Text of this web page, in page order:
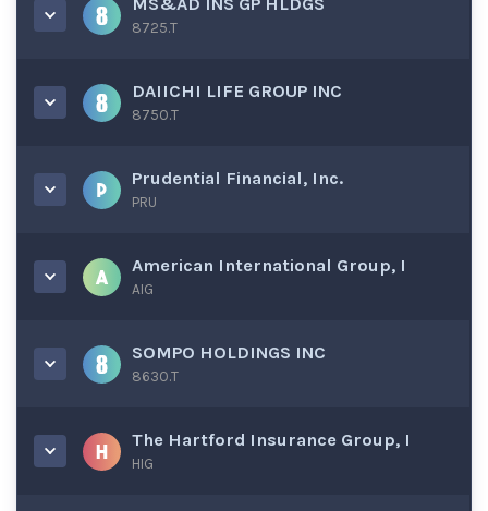
8725.T
DAIICHI LIFE GROUP INC
8750.T
Prudential Financial, Inc.
PRU
American International Group, I
AIG
SOMPO HOLDINGS INC
8630.T
The Hartford Insurance Group, I
HIG